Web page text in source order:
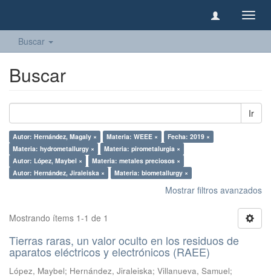
Buscar
Buscar
Ir
Autor: Hernández, Magaly × Materia: WEEE ×
Fecha: 2019 ×
Materia: hydrometallurgy ×
Materia: pirometalurgia ×
Autor: López, Maybel ×
Materia: metales preciosos ×
Autor: Hernández, Jiraleiska ×
Materia: biometallurgy ×
Mostrar filtros avanzados
Mostrando ítems 1-1 de 1
Tierras raras, un valor oculto en los residuos de
aparatos eléctricos y electrónicos (RAEE)
López, Maybel; Hernández, Jiraleiska; Villanueva, Samuel;